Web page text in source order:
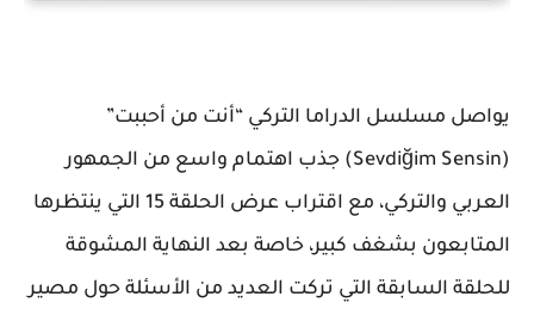
يواصل مسلسل الدراما التركي “أنت من أحببت”
(Sevdiğim Sensin)
جذب اهتمام واسع من الجمهور
العربي والتركي، مع اقتراب عرض الحلقة 15 التي ينتظرها
المتابعون بشغف كبير، خاصة بعد النهاية المشوقة
للحلقة السابقة التي تركت العديد من الأسئلة حول مصير